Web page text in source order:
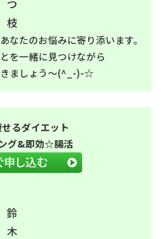
つ
枝
なたのお悩みに寄り添います。
を一緒に見つけながら
きましょう～(^_-)-☆
るダイエット
グ&即効☆腸活
鈴
木